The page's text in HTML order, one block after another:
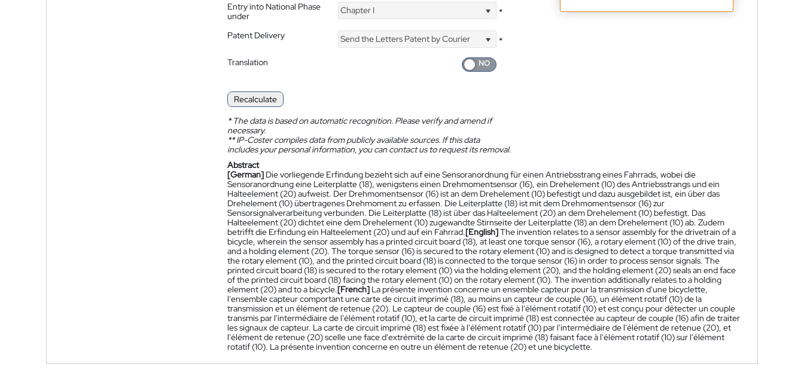
Entry into National Phase
under
Chapter I *
Patent Delivery Send the Letters Patent by Courier
*
Translation
Recalculate
*The data is based on automatic recognition. Please verify and amend if
necessary.
**IP-Coster compiles data from publicly available sources. If this data
includes your personal information, you can contact us to request its removal.
Abstract
[German] Die vorliegende Erfindung bezieht sich auf eine Sensoranordnung für einen Antriebsstrang eines Fahrrads, wobei die
Sensoranordnung eine Leiterplatte (18), wenigstens einen Drehmomentsensor (16), ein Drehelement (10) des Antriebsstrangs und ein
Halteelement (20) aufweist. Der Drehmomentsensor (16) ist an dem Drehelement (10) befestigt und dazu ausgebildet ist, ein über das
Drehelement (10) übertragenes Drehmoment zu erfassen. Die Leiterplatte (18) ist mit dem Drehmomentsensor (16) zur
Sensorsignalverarbeitung verbunden. Die Leiterplatte (18) ist über das Halteelement (20) an dem Drehelement (10) befestigt. Das
Halteelement (20) dichtet eine dem Drehelement (10) zugewandte Stirnseite der Leiterplatte (18) an dem Drehelement (10) ab. Zudem
betrifft die Erfindung ein Halteelement (20) und auf ein Fahrrad.[English]The invention relates to a sensor assembly for the drivetrain of a
bicycle, wherein the sensor assembly has a printed circuit board (18), at least one torque sensor (16), a rotary element (10) of the drive train,
and a holding element (20). The torque sensor (16) is secured to the rotary element (10) and is designed to detect a torque transmitted via
the rotary element (10), and the printed circuit board (18) is connected to the torque sensor (16) in order to process sensor signals. The
printed circuit board (18) is secured to the rotary element (10) via the holding element (20), and the holding element (20) seals an end face
of the printed circuit board (18) facing the rotary element (10) on the rotary element (10). The invention additionally relates to a holding
element (20) and to a bicycle.[French] La présente invention concerne un ensemble capteur pour la transmission d'une bicyclette,
l'ensemble capteur comportant une carte de circuit imprimé (18), au moins un capteur de couple (16), un élément rotatif (10) de la
transmission et un élément de retenue (20). Le capteur de couple (16) est fixé à l'élément rotatif (10) et est conçu pour détecter un couple
transmis par l'intermédiaire de l'élément rotatif (10), et la carte de circuit imprimé (18) est connectée au capteur de couple (16) afin de traiter
les signaux de capteur. La carte de circuit imprimé (18) est fixée à l'élément rotatif (10) par l'intermédiaire de l'élément de retenue (20), et
l'élément de retenue (20) scelle une face d'extrémité de la carte de circuit imprimé (18) faisant face à l'élément rotatif (10) sur l'élément
rotatif (10). La présente invention concerne en outre un élément de retenue (20) et une bicyclette.